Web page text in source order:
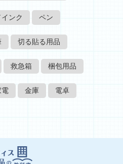
ンク ペン
切る貼る用品
救急箱 梱包用品
電 金庫 電卓